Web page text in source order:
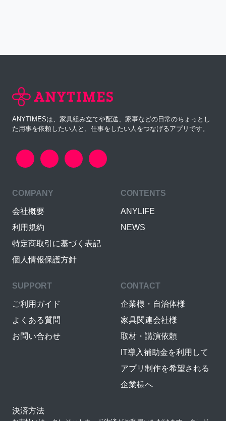
ANYTIMESは、家具組み立てや配送、家事などの日常のちょっとし
た用事を依頼したい人と、仕事をしたい人をつなげるアプリです。
COMPANY
会社概要
利用規約
特定商取引に基づく表記
個人情報保護方針
CONTENTS
ANYLIFE
NEWS
SUPPORT
ご利用ガイド
よくある質問
お問い合わせ
CONTACT
企業様・自治体様
家具関連会社様
取材・講演依頼
IT導入補助金を利用して
アプリ制作を希望される
企業様へ
決済方法